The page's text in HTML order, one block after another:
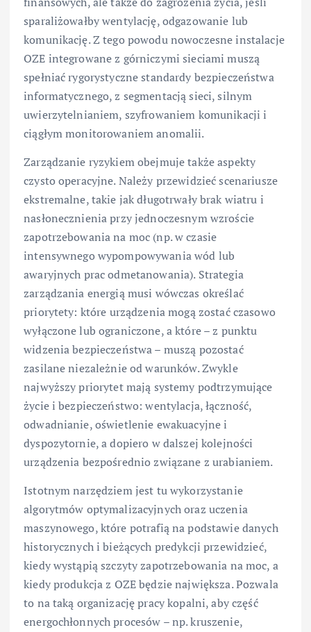
sparaliżowałby wentylację, odgazowanie lub
komunikację. Z tego powodu nowoczesne instalacje
OZE integrowane z górniczymi sieciami muszą
spełniać rygorystyczne standardy bezpieczeństwa
informatycznego, z segmentacją sieci, silnym
uwierzytelnianiem, szyfrowaniem komunikacji i
ciągłym monitorowaniem anomalii.
Zarządzanie ryzykiem obejmuje także aspekty
czysto operacyjne. Należy przewidzieć scenariusze
ekstremalne, takie jak długotrwały brak wiatru i
nasłonecznienia przy jednoczesnym wzroście
zapotrzebowania na moc (np. w czasie
intensywnego wypompowywania wód lub
awaryjnych prac odmetanowania). Strategia
zarządzania energią musi wówczas określać
priorytety: które urządzenia mogą zostać czasowo
wyłączone lub ograniczone, a które – z punktu
widzenia bezpieczeństwa – muszą pozostać
zasilane niezależnie od warunków. Zwykle
najwyższy priorytet mają systemy podtrzymujące
życie i bezpieczeństwo: wentylacja, łączność,
odwadnianie, oświetlenie ewakuacyjne i
dyspozytornie, a dopiero w dalszej kolejności
urządzenia bezpośrednio związane z urabianiem.
Istotnym narzędziem jest tu wykorzystanie
algorytmów optymalizacyjnych oraz uczenia
maszynowego, które potrafią na podstawie danych
historycznych i bieżących predykcji przewidzieć,
kiedy wystąpią szczyty zapotrzebowania na moc, a
kiedy produkcja z OZE będzie największa. Pozwala
to na taką organizację pracy kopalni, aby część
energochłonnych procesów – np. kruszenie,